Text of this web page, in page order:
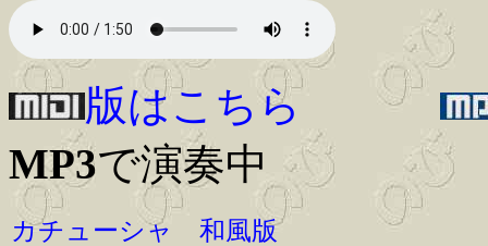
版はこちら
MP3で演奏中
カチューシャ 和風版